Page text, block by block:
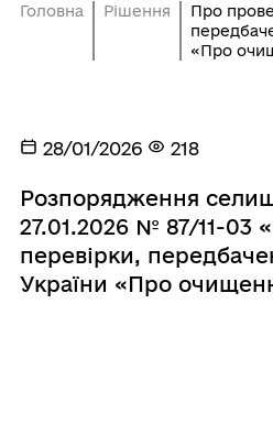
Головна Рішення
Про
«Про
28/01/2026 218
Розпорядження
27.01.2026 № 87/11-03
перевірки,
України «Про